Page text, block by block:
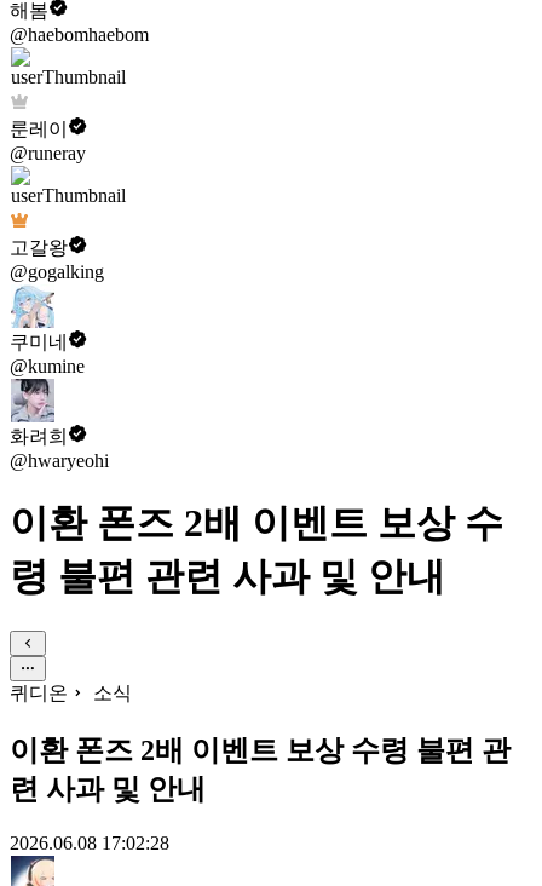
해봄
@haebomhaebom
룬레이
@runeray
고갈왕
@gogalking
쿠미네
@kumine
화려희
@hwaryeohi
이환 폰즈 2배 이벤트 보상 수
령 불편 관련 사과 및 안내
퀴디온 소식
이환 폰즈 2배 이벤트 보상 수령 불편 관
련 사과 및 안내
2026.06.08 17:02:28